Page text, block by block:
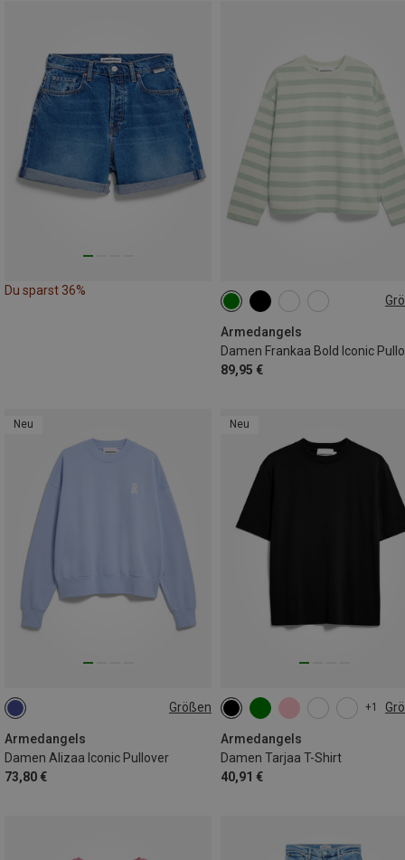
Du sparst 36%
Armedangels
Damen Frankaa Bold Iconic
89,95 €
L
Neu
Größen
Armedangels
Damen Alizaa Iconic Pullover
73,80 €
M
Neu
+1
Armedangels
Damen Tarjaa T-Shirt
40,91 €
XS S M